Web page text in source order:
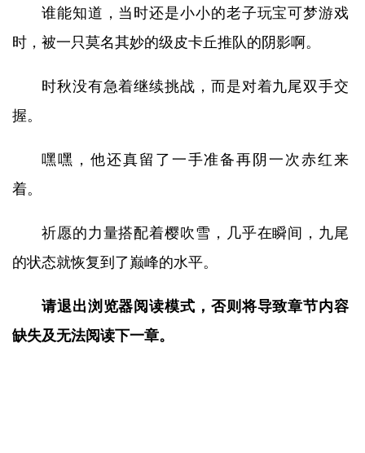
谁能知道，当时还是小小的老子玩宝可梦游戏
时，被一只莫名其妙的级皮卡丘推队的阴影啊。
时秋没有急着继续挑战，而是对着九尾双手交
握。
嘿嘿，他还真留了一手准备再阴一次赤红来
着。
祈愿的力量搭配着樱吹雪，几乎在瞬间，九尾
的状态就恢复到了巅峰的水平。
请退出浏览器阅读模式，否则将导致章节内容
缺失及无法阅读下一章。